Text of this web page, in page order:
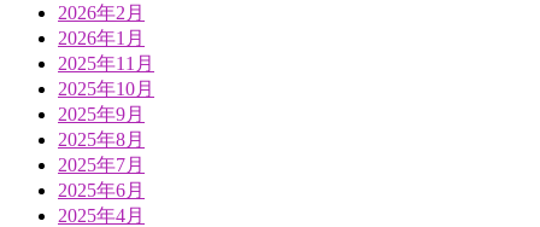
2026年2月
2026年1月
2025年11月
2025年10月
2025年9月
2025年8月
2025年7月
2025年6月
2025年4月